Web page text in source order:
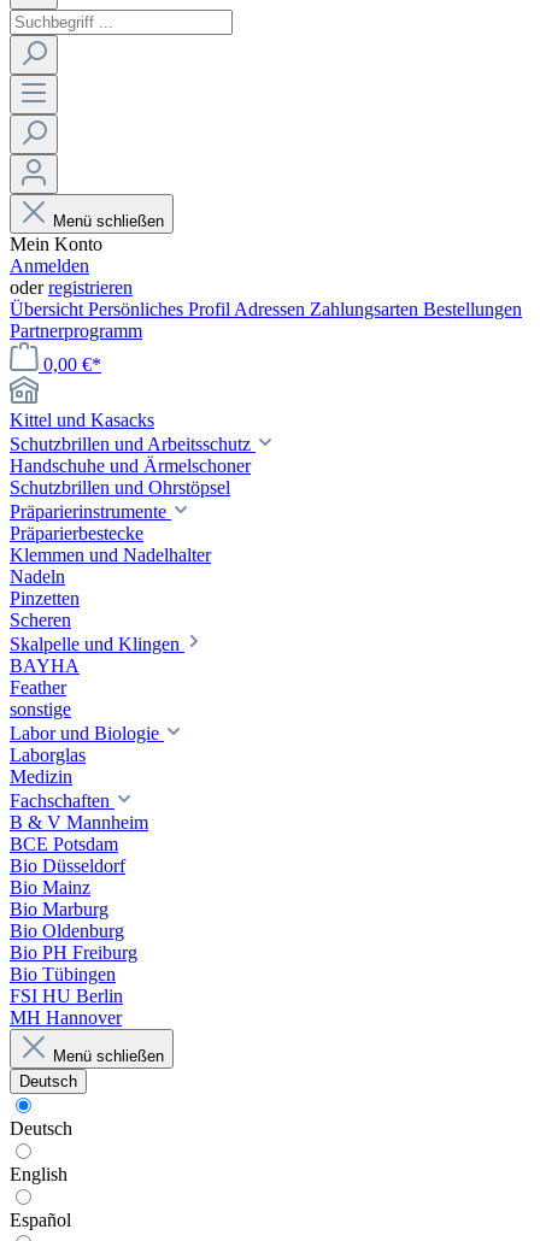
Menü schließen
Mein Konto
Anmelden
oderregistrieren
Übersicht Persönliches Profil Adressen Zahlungsarten Bestellungen
Partnerprogramm
0,00 €*
Kittel und Kasacks
Schutzbrillen und Arbeitsschutz
Handschuhe und Ärmelschoner
Schutzbrillen und Ohrstöpsel
Präparierinstrumente
Präparierbestecke
Klemmen und Nadelhalter
Nadeln
Pinzetten
Scheren
Skalpelle und Klingen
BAYHA
Feather
sonstige
Labor und Biologie
Laborglas
Medizin
Fachschaften
B & V Mannheim
BCE Potsdam
Bio Düsseldorf
Bio Mainz
Bio Marburg
Bio Oldenburg
Bio PH Freiburg
Bio Tübingen
FSI HU Berlin
MH Hannover
Menü schließen
Deutsch
Deutsch
English
Español